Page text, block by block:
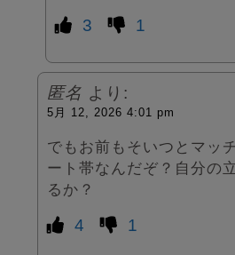
3 1
匿名 より:
5月 12, 2026 4:01 pm
でもお前もそいつとマッ
ート帯なんだぞ？自分の
るか？
4 1